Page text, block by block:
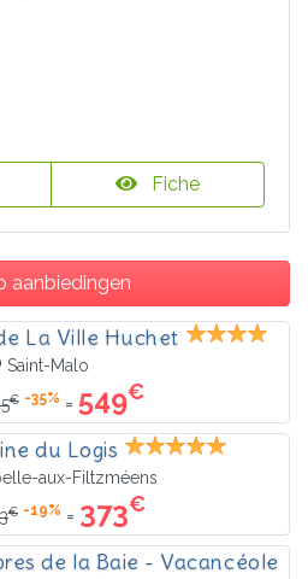
Fiche
aanbiedingen
La Ville Huchet
Saint-Malo
€ -35% = 549€
du Logis
aux-Filtzméens
€ -19% = 373€
de la Baie - Vacancéole